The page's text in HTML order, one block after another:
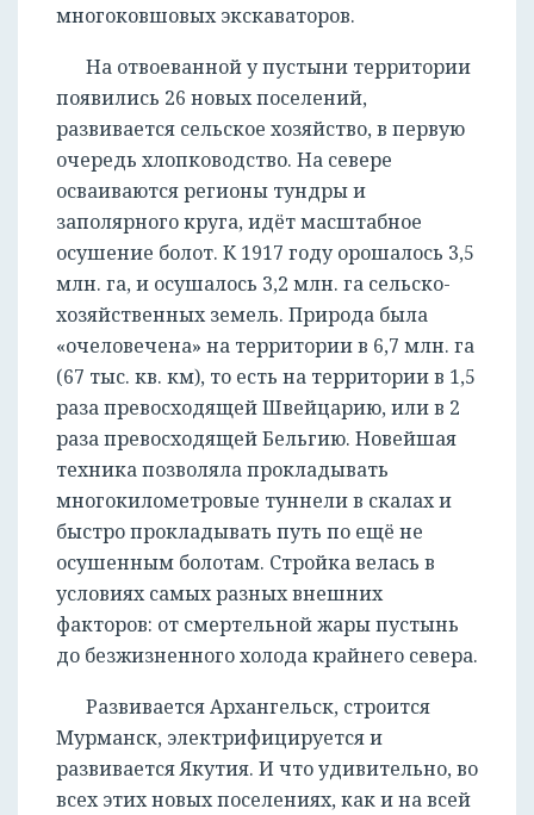
многоковшовых экскаваторов.
На отвоеванной у пустыни территории
появились 26 новых поселений,
развивается сельское хозяйство, в первую
очередь хлопководство. На севере
осваиваются регионы тундры и
заполярного круга, идёт масштабное
осушение болот. К 1917 году орошалось 3,5
млн. га, и осушалось 3,2 млн. га сельско-
хозяйственных земель. Природа была
«очеловечена» на территории в 6,7 млн. га
(67 тыс. кв. км), то есть на территории в 1,5
раза превосходящей Швейцарию, или в 2
раза превосходящей Бельгию. Новейшая
техника позволяла прокладывать
многокилометровые туннели в скалах и
быстро прокладывать путь по ещё не
осушенным болотам. Стройка велась в
условиях самых разных внешних
факторов: от смертельной жары пустынь
до безжизненного холода крайнего севера.
Развивается Архангельск, строится
Мурманск, электрифицируется и
развивается Якутия. И что удивительно, во
всех этих новых поселениях, как и на всей